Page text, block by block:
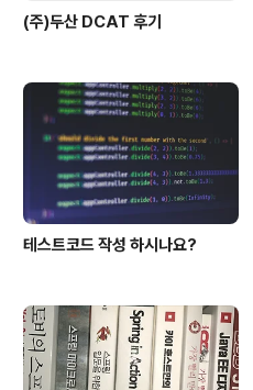
(주)두산 DCAT 후기
테스트코드 작성 하시나요?